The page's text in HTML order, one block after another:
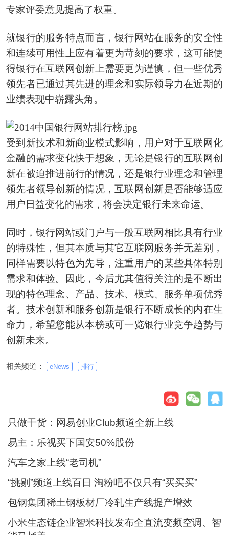
专家评委意见提高了权重。
就银行的服务特点而言，银行网站在服务的安全性
和连续可用性上应有着更为苛刻的要求，这可能使
得银行在互联网创新上需要更为谨慎，但一些优秀
领先者已通过其先进的理念和实际领导力在近期的
业绩表现中崭露头角。
受到新技术和新商业模式影响，用户对于互联网化
金融的需求变化快于想象，无论是银行的互联网创
新在被迫推进前行的情况，还是银行业理念和管理
领先者领导创新的情况，互联网创新是否能够适应
用户日益变化的需求，将会决定银行未来命运。
同时，银行网站或门户与一般互联网相比具有行业
的特殊性，但其本质与其它互联网服务并无差别，
同样需要以特色为先导，注重用户的某些具体特别
需求和体验。因此，今后尤其值得关注的是不断出
现的特色理念、产品、技术、模式、服务单项优秀
者。技术创新和服务创新是银行不断成长的内在生
命力，希望您能从本榜或可一览银行业竞争趋势与
创新未来。
相关频道： eNews 排行
只做干货：网易创业Club频道全新上线
易主：乐视买下国安50%股份
汽车之家上线“老司机”
“挑剔”频道上线百日 淘粉吧不仅只有“买买买”
包钢集团稀土钢板材厂冷轧生产线提产增效
小米生态链企业智米科技发布全直流变频空调、智